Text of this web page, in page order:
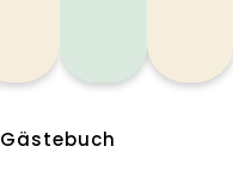
Gästebuch